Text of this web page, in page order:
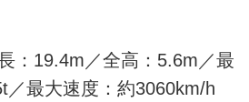
：19.4m／全高：5.6m／最
／最大速度：約3060km/h